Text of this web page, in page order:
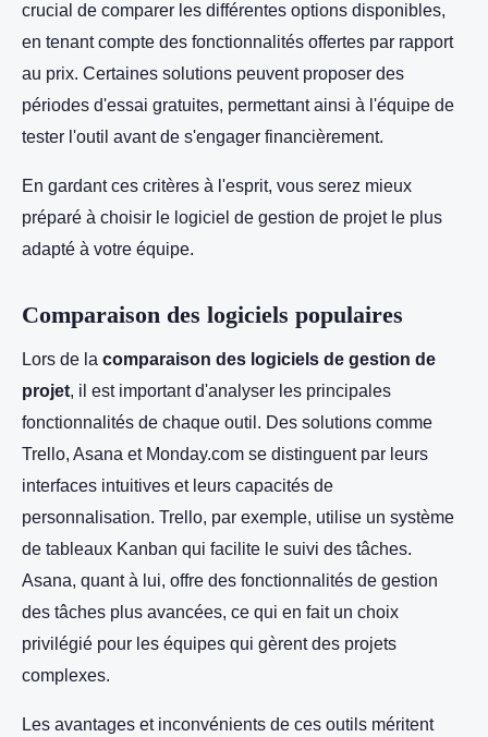
crucial de comparer les différentes options disponibles,
en tenant compte des fonctionnalités offertes par rapport
au prix. Certaines solutions peuvent proposer des
périodes d'essai gratuites, permettant ainsi à l'équipe de
tester l'outil avant de s'engager financièrement.
En gardant ces critères à l'esprit, vous serez mieux
préparé à choisir le logiciel de gestion de projet le plus
adapté à votre équipe.
Comparaison des logiciels populaires
Lors de la comparaison des logiciels de gestion de
projet, il est important d'analyser les principales
fonctionnalités de chaque outil. Des solutions comme
Trello, Asana et Monday.com se distinguent par leurs
interfaces intuitives et leurs capacités de
personnalisation. Trello, par exemple, utilise un système
de tableaux Kanban qui facilite le suivi des tâches.
Asana, quant à lui, offre des fonctionnalités de gestion
des tâches plus avancées, ce qui en fait un choix
privilégié pour les équipes qui gèrent des projets
complexes.
Les avantages et inconvénients de ces outils méritent